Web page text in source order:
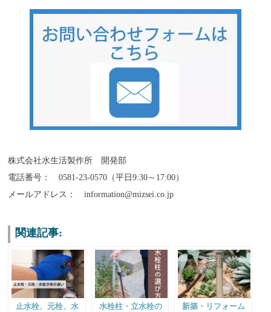
株式会社水生活製作所 開発部
電話番号： 0581-23-0570（平日9:30～17:00）
メールアドレス： information@mizsei.co.jp
関連記事:
止水栓、元栓、水
水栓柱・立水栓の
新築・リフォーム